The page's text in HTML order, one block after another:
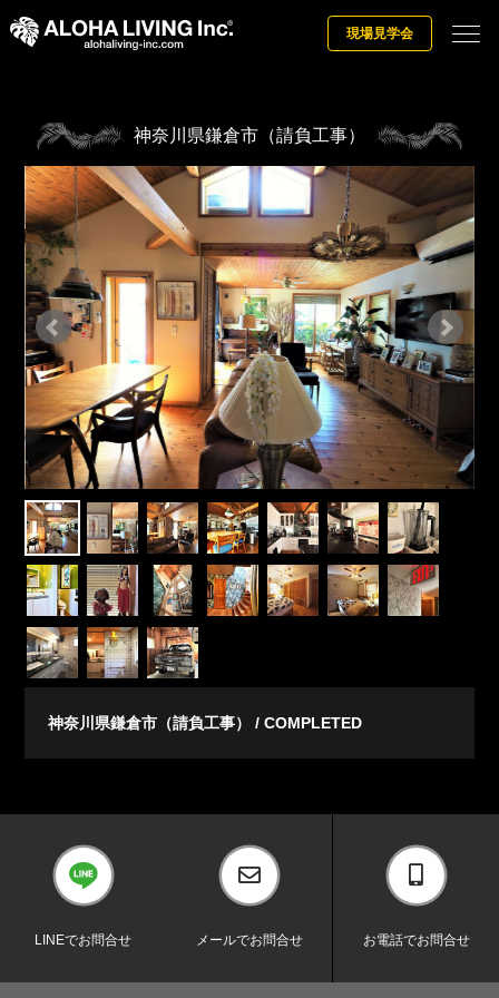
現場見学会
神奈川県鎌倉市（請負工事）
神奈川県鎌倉市（請負工事） COMPLETED
LINEでお問合せ メールでお問合せ お電話でお問合せ